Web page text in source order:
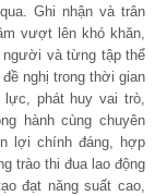
Ghi nhận và trân
vượt lên khó khăn,
người và từng tập thể
nghị trong thời gian
lực, phát huy vai trò,
hành cùng chuyên
lợi chính đáng, hợp
trào thi đua lao động
đạt năng suất cao,